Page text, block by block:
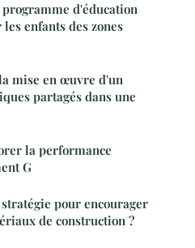
d'éducation
enfants des zones
mise en œuvre d'un
partagés dans une
la performance
G
pour encourager
de construction ?